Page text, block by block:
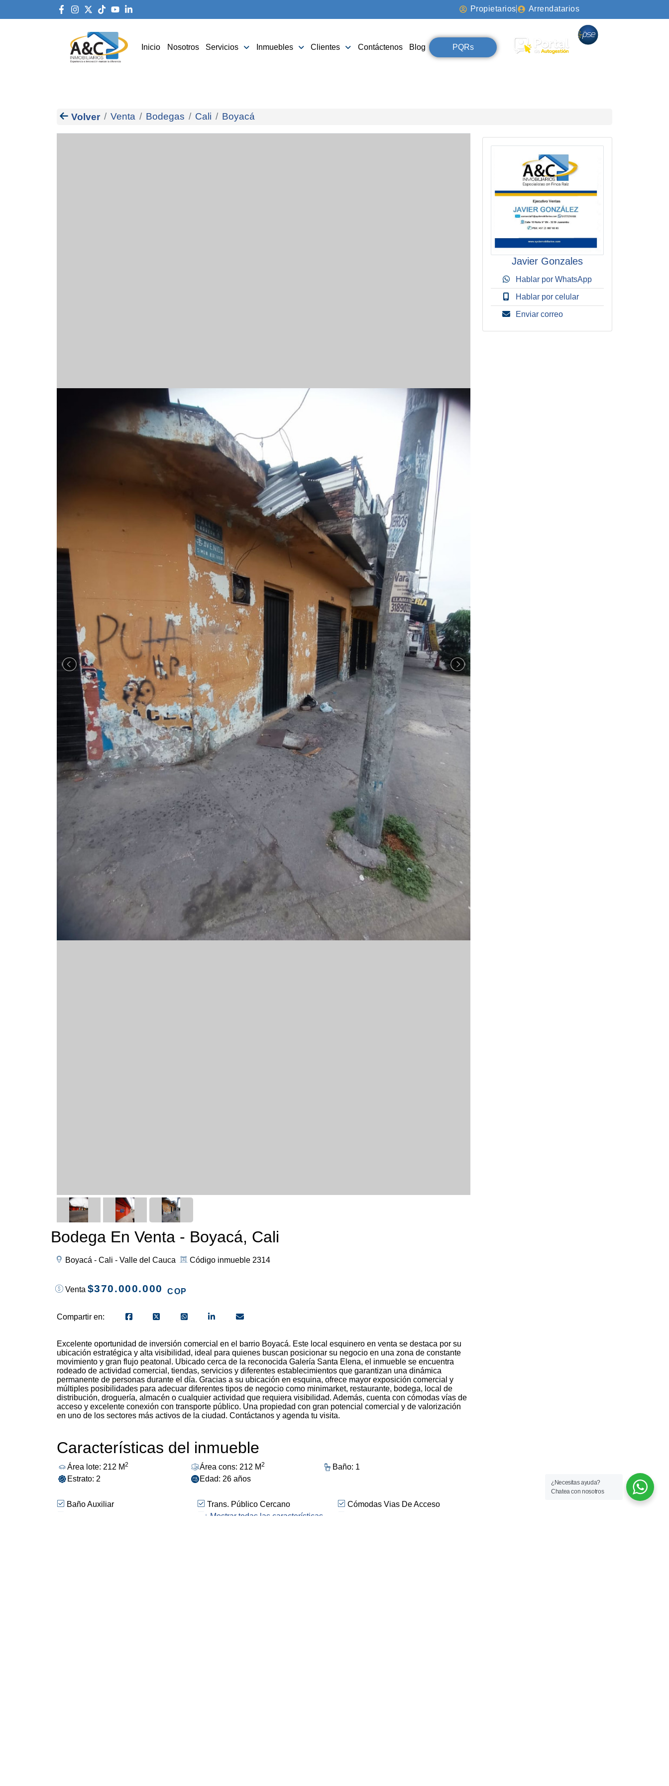
Propietarios Arrendatarios
Inicio Nosotros Servicios Inmuebles Clientes Contáctenos Blog PQRs
Volver Venta Bodegas Cali Boyacá
Bodega En Venta - Boyacá, Cali
Boyacá - Cali - Valle del Cauca Código inmueble 2314
Venta $370.000.000 COP
Compartir en:
Excelente oportunidad de inversión comercial en el barrio Boyacá. Este local esquinero en venta se destaca por su
ubicación estratégica y alta visibilidad, ideal para quienes buscan posicionar su negocio en una zona de constante
movimiento y gran flujo peatonal. Ubicado cerca de la reconocida Galería Santa Elena, el inmueble se encuentra
rodeado de actividad comercial, tiendas, servicios y diferentes establecimientos que garantizan una dinámica
permanente de personas durante el día. Gracias a su ubicación en esquina, ofrece mayor exposición comercial y
múltiples posibilidades para adecuar diferentes tipos de negocio como minimarket, restaurante, bodega, local de
distribución, droguería, almacén o cualquier actividad que requiera visibilidad. Además, cuenta con cómodas vías de
acceso y excelente conexión con transporte público. Una propiedad con gran potencial comercial y de valorización
en uno de los sectores más activos de la ciudad. Contáctanos y agenda tu visita.
Características del inmueble
Área lote: 212 M2 Área cons: 212 M2
Baño: 1
Estrato: 2
Edad: 26 años
Baño Auxiliar Trans. Público Cercano
Cómodas Vias De Acceso
Sobre Vía Principal
↓ Mostrar todas las características
Javier Gonzales
Hablar por WhatsApp
Hablar por celular
Enviar correo
¿Necesitas ayuda?
Chatea con nosotros